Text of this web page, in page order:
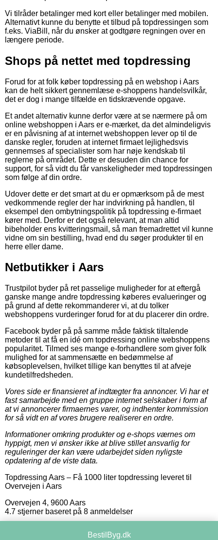
Vi tilråder betalinger med kort eller betalinger med mobilen.
Alternativt kunne du benytte et tilbud på topdressingen som
f.eks. ViaBill, når du ønsker at godtgøre regningen over en
længere periode.
Shops på nettet med topdressing
Forud for at folk køber topdressing på en webshop i Aars
kan de helt sikkert gennemlæse e-shoppens handelsvilkår,
det er dog i mange tilfælde en tidskrævende opgave.
Et andet alternativ kunne derfor være at se nærmere på om
online webshoppen i Aars er e-mærket, da det almindeligvis
er en påvisning af at internet webshoppen lever op til de
danske regler, foruden at internet firmaet lejlighedsvis
gennemses af specialister som har nøje kendskab til
reglerne på området. Dette er desuden din chance for
support, for så vidt du får vanskeligheder med topdressingen
som følge af din ordre.
Udover dette er det smart at du er opmærksom på de mest
vedkommende regler der har indvirkning på handlen, til
eksempel den ombytningspolitik på topdressing e-firmaet
kører med. Derfor er det også relevant, at man altid
bibeholder ens kvitteringsmail, så man fremadrettet vil kunne
vidne om sin bestilling, hvad end du søger produkter til en
herre eller dame.
Netbutikker i Aars
Trustpilot byder på ret passelige muligheder for at eftergå
ganske mange andre topdressing køberes evalueringer og
på grund af dette rekommanderer vi, at du tolker
webshoppens vurderinger forud for at du placerer din ordre.
Facebook byder på på samme måde faktisk tiltalende
metoder til at få en idé om topdressing online webshoppens
popularitet. Tilmed ses mange e-forhandlere som giver folk
mulighed for at sammensætte en bedømmelse af
købsoplevelsen, hvilket tillige kan benyttes til at afveje
kundetilfredsheden.
Vores side er finansieret af indtægter fra annoncer. Vi har et
fast samarbejde med en gruppe internet selskaber i form af
at vi annoncerer firmaernes varer, og indhenter kommission
for så vidt en af vores brugere realiserer en ordre.
Informationer omkring produkter og e-shops værnes om
hyppigt, men vi ønsker ikke at blive stillet ansvarlig for
reguleringer der kan være udarbejdet siden nyligste
opdatering af de viste data.
Topdressing Aars – Få 1000 liter topdressing leveret til
Overvejen i Aars
Overvejen 4, 9600Aars
4.7 stjerner baseret på 8 anmeldelser
BestilByg.dk